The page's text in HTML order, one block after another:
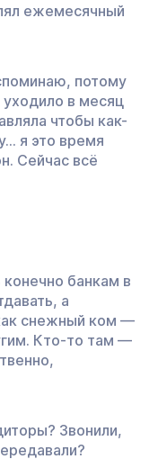
ежемесячный
потому
в месяц
чтобы как-
я это время
Сейчас всё
конечно банкам в
а
снежный ком —
Кто-то там —
Звонили,